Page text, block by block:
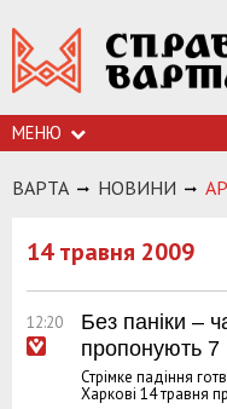
МЕНЮ
ВАРТА НОВИНИ
14 травня 2009
12:20
Без паніки –
пропонують 7
Стрімке падіння
Харкові 14 травня